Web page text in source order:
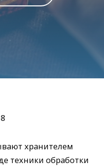
хранителем
техники обработки